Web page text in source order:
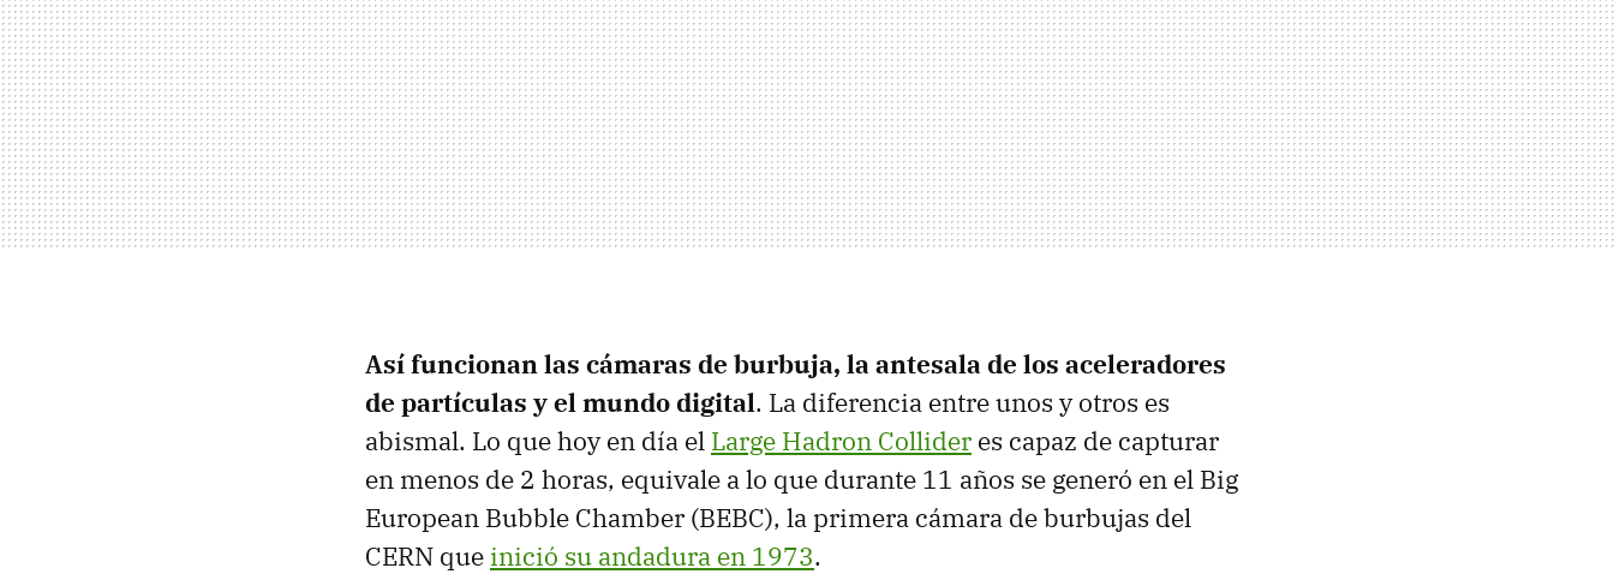
Así funcionan las cámaras de burbuja, la antesala de los aceleradores
de partículas y el mundo digital. La diferencia entre unos y otros es
abismal. Lo que hoy en día el Large Hadron Collider es capaz de capturar
en menos de 2 horas, equivale a lo que durante 11 años se generó en el Big
European Bubble Chamber (BEBC), la primera cámara de burbujas del
CERN que inició su andadura en 1973.